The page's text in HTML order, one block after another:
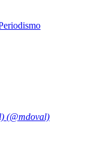
(@mdoval)